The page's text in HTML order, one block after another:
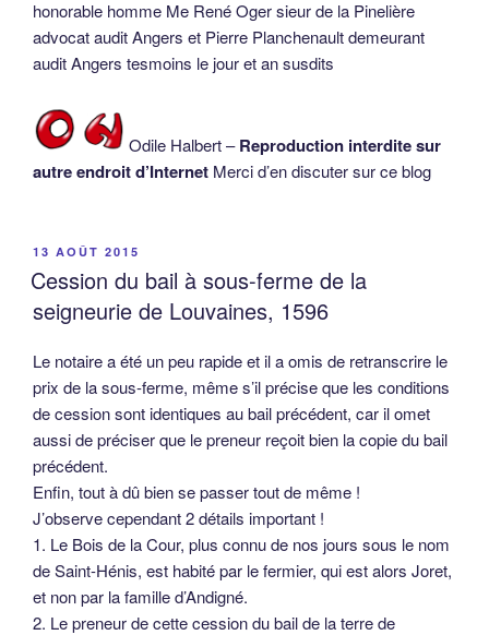
honorable homme Me René Oger sieur de la Pinelière
advocat audit Angers et Pierre Planchenault demeurant
audit Angers tesmoins le jour et an susdits
Odile Halbert –Reproduction interdite sur
autre endroit d’Internet Merci d’en discuter sur ce blog
PUBLIÉ
LE
13 AOÛT 2015
Cession du bail à sous-ferme de la
seigneurie de Louvaines, 1596
Le notaire a été un peu rapide et il a omis de retranscrire le
prix de la sous-ferme, même s’il précise que les conditions
de cession sont identiques au bail précédent, car il omet
aussi de préciser que le preneur reçoit bien la copie du bail
précédent.
Enfin, tout à dû bien se passer tout de même !
J’observe cependant 2 détails important !
1. Le Bois de la Cour, plus connu de nos jours sous le nom
de Saint-Hénis, est habité par le fermier, qui est alors Joret,
et non par la famille d’Andigné.
2. Le preneur de cette cession du bail de la terre de